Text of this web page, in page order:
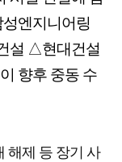
엔지니어링
설 △현대건설
향후 중동 수
제 등 장기 사